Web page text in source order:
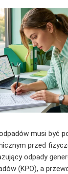
musi być
przed
odpady
(KPO), a